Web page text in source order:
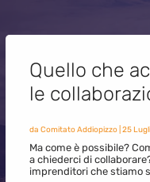
Quello che
le
da Comitato Addiopizzo| 25
Ma come è possibile?
a chiederci di
imprenditori che stiamo